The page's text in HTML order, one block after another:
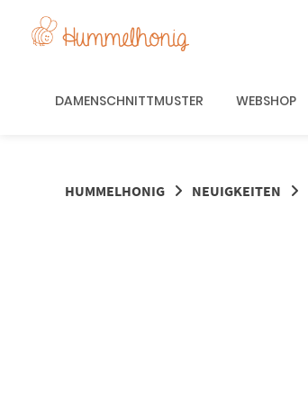
DAMENSCHNITTMUSTER WEBSHOP
HUMMELHONIG NEUIGKEITEN